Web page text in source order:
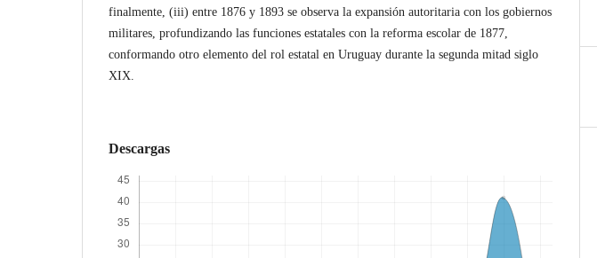
finalmente, (iii) entre 1876 y 1893 se observa la expansión autoritaria con los gobiernos
militares, profundizando las funciones estatales con la reforma escolar de 1877,
conformando otro elemento del rol estatal en Uruguay durante la segunda mitad siglo
XIX.
Descargas